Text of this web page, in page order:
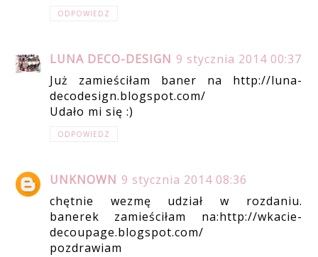
ODPOWIEDZ
LUNA DECO-DESIGN 9 stycznia 2014 00:37
Już zamieściłam baner na http://luna-
decodesign.blogspot.com/
Udało mi się :)
ODPOWIEDZ
UNKNOWN 9 stycznia 2014 08:36
chętnie wezmę udział w rozdaniu.
banerek zamieściłam na:http://wkacie-
decoupage.blogspot.com/
pozdrawiam